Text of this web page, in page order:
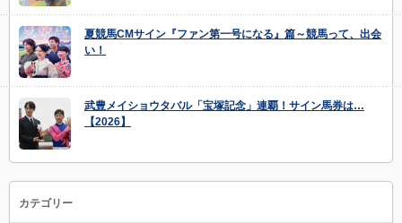
夏競馬CMサイン『ファン第一号になる』篇～競馬って、出会
い！
武豊メイショウタバル「宝塚記念」連覇！サイン馬券は…
【2026】
カテゴリー